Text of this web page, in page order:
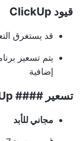
قيود ClickUp
قد يستغرق
يتم تسعير
إضافية
تسعير #### ClickUp
مجاني للأبد